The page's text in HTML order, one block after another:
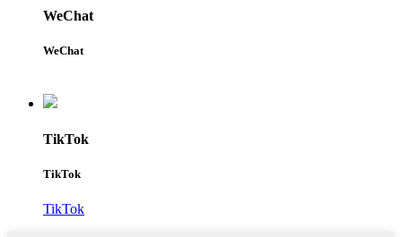
WeChat
WeChat
TikTok
TikTok
TikTok